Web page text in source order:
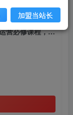
亿事君·1688专业级知识库-阿里巴巴诚信通运营必修课程，帮助你快速掌握1688店铺的核心玩法
加盟当站长